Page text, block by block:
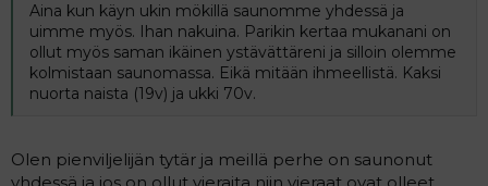
Aina kun käyn ukin mökillä saunomme yhdessä ja
uimme myös. Ihan nakuina. Parikin kertaa mukanani on
ollut myös saman ikäinen ystävättäreni ja silloin olemme
kolmistaan saunomassa. Eikä mitään ihmeellistä. Kaksi
nuorta naista (19v) ja ukki 70v.
Olen pienviljelijän tytär ja meillä perhe on saunonut
yhdessä ja jos on ollut vieraita niin vieraat ovat olleet